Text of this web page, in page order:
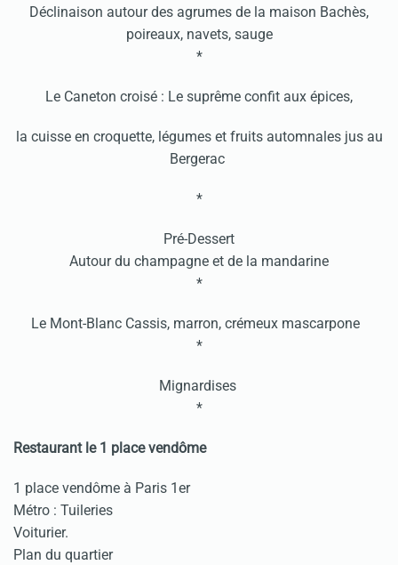
Déclinaison autour des agrumes de la maison Bachès,
poireaux, navets, sauge
*
Le Caneton croisé : Le suprême confit aux épices,
la cuisse en croquette, légumes et fruits automnales jus au
Bergerac
*
Pré-Dessert
Autour du champagne et de la mandarine
*
Le Mont-Blanc Cassis, marron, crémeux mascarpone
*
Mignardises
*
Restaurant le 1 place vendôme
1 place vendôme à Paris 1er
Métro : Tuileries
Voiturier.
Plan du quartier